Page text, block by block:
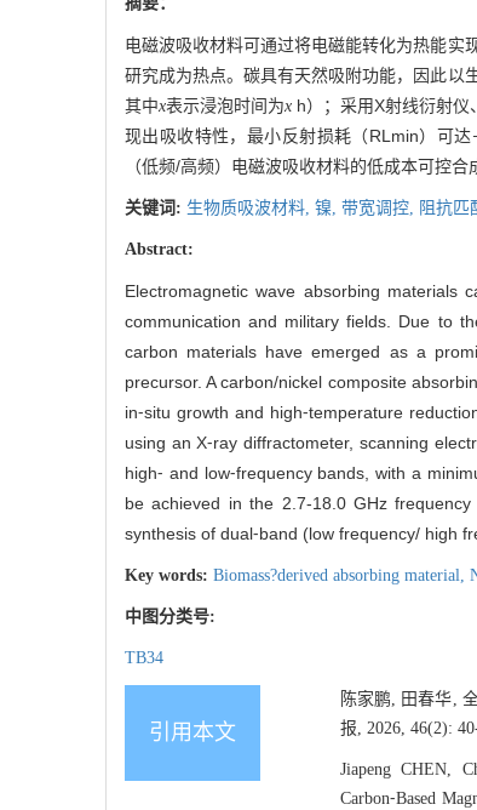
电磁波吸收材料可通过将电磁能转化为热能实
研究成为热点。碳具有天然吸附功能，因此以
其中x表示浸泡时间为x h）；采用X射线衍射
现出吸收特性，最小反射损耗（RLmin）可达
（低频/高频）电磁波吸收材料的低成本可控合
关键词: 生物质吸波材料, 镍, 带宽调控, 阻抗匹
Abstract:
Electromagnetic wave absorbing materials
communication and military fields. Due to
carbon materials have emerged as a
precursor. A carbon/nickel composite
in⁃situ growth and high⁃temperature
using an X⁃ray diffractometer, scanning
high⁃ and low⁃frequency bands, with a
be achieved in the 2.7-18.0 GHz
synthesis of dual⁃band (low frequency/ high
Key words: Biomass?derived absorbing material,
中图分类号:
TB34
引用本文
陈家鹏, 田春华,
报, 2026, 46(2):
Jiapeng CHEN,
Carbon⁃Based